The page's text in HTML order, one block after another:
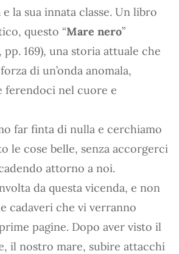
la sua innata classe. Un libro
questo “Mare nero”
pp. 169), una storia attuale che
di un’onda anomala,
ferendoci nel cuore e
far finta di nulla e cerchiamo
le cose belle, senza accorgerci
attorno a noi.
da questa vicenda, e non
cadaveri che vi verranno
pagine. Dopo aver visto il
il nostro mare, subire attacchi